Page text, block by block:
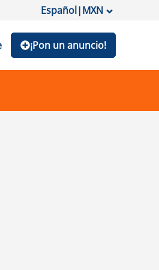
Español|MXN
¡Pon un anuncio!